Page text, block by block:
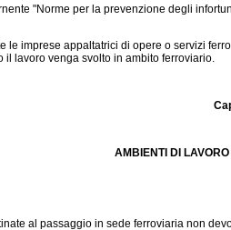
"Norme per la prevenzione degli
imprese appaltatrici di opere o servizi
lavoro venga svolto in ambito ferroviario.
AMBIENTI DI
al passaggio in sede ferroviaria non